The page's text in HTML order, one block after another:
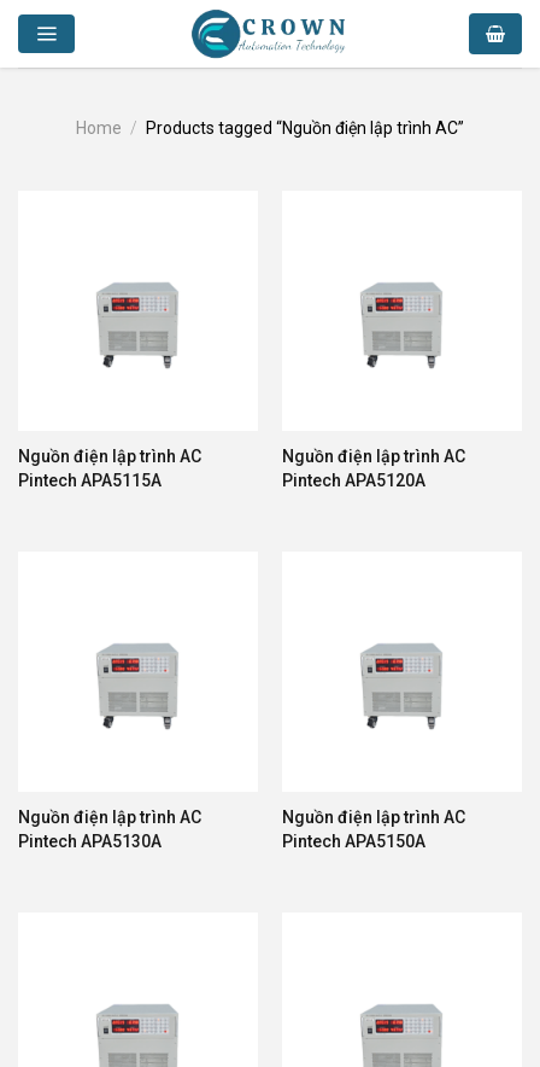
Skip
content
Home / Products tagged “Nguồn điện lập trình AC”
Nguồn điện lập trình AC
Pintech APA5115A
Nguồn điện lập trình AC
Pintech APA5120A
Nguồn điện lập trình AC
Pintech APA5130A
Nguồn điện lập trình AC
Pintech APA5150A